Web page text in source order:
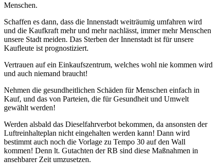
Menschen.
Schaffen es dann, dass die Innenstadt weiträumig umfahren wird
und die Kaufkraft mehr und mehr nachlässt, immer mehr Menschen
unsere Stadt meiden. Das Sterben der Innenstadt ist für unsere
Kaufleute ist prognostiziert.
Vertrauen auf ein Einkaufszentrum, welches wohl nie kommen wird
und auch niemand braucht!
Nehmen die gesundheitlichen Schäden für Menschen einfach in
Kauf, und das von Parteien, die für Gesundheit und Umwelt
gewählt werden!
Werden alsbald das Dieselfahrverbot bekommen, da ansonsten der
Luftreinhalteplan nicht eingehalten werden kann! Dann wird
bestimmt auch noch die Vorlage zu Tempo 30 auf den Wall
kommen! Denn lt. Gutachten der RB sind diese Maßnahmen in
ansehbarer Zeit umzusetzen.